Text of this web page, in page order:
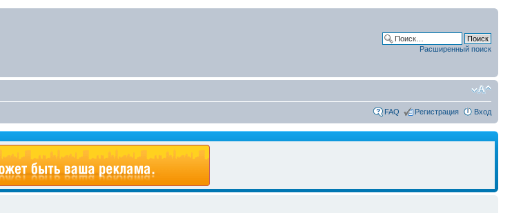
Расширенный поиск
FAQ Регистрация Вход